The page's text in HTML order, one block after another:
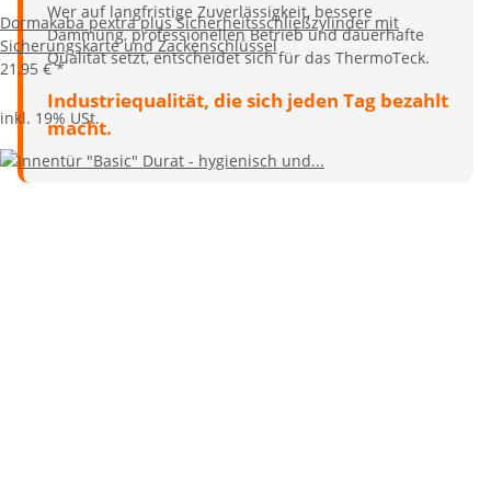
Wer auf langfristige Zuverlässigkeit, bessere
Dämmung, professionellen Betrieb und dauerhafte
Qualität setzt, entscheidet sich für das ThermoTeck.
Industriequalität, die sich jeden Tag bezahlt
macht.
Dormakaba pextra plus Sicherheitsschließzylinder mit
Sicherungskarte und Zackenschlüssel
21,95 €*
inkl. 19% USt.